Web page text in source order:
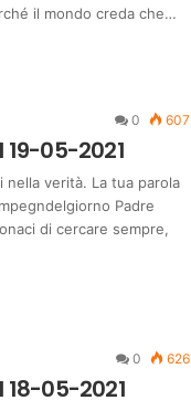
il mondo creda che…
0 607
05-2021
nella verità. La tua parola
Padre
di cercare sempre,
0 626
18-05-2021